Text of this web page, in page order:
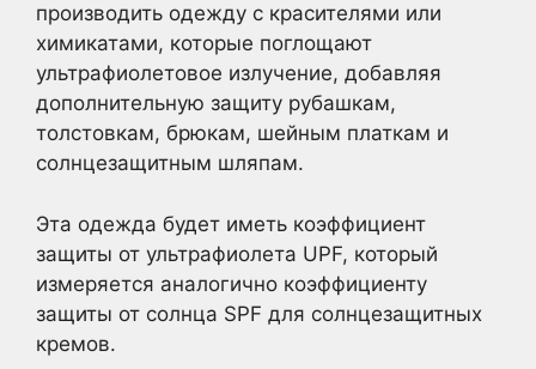
производить одежду с красителями или
химикатами, которые поглощают
ультрафиолетовое излучение, добавляя
дополнительную защиту рубашкам,
толстовкам, брюкам, шейным платкам и
солнцезащитным шляпам.
Эта одежда будет иметь коэффициент
защиты от ультрафиолета UPF, который
измеряется аналогично коэффициенту
защиты от солнца SPF для солнцезащитных
кремов.